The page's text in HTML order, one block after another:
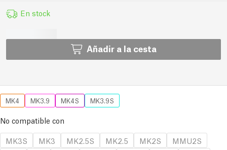
En stock
Añadir a la cesta
MK4 MK3.9 MK4S MK3.9S
No compatible con
MK3S
MK3 MK2.5S MK2.5 MK2S
MMU2S